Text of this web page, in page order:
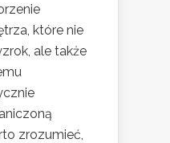
które nie
ale także
zrozumieć,